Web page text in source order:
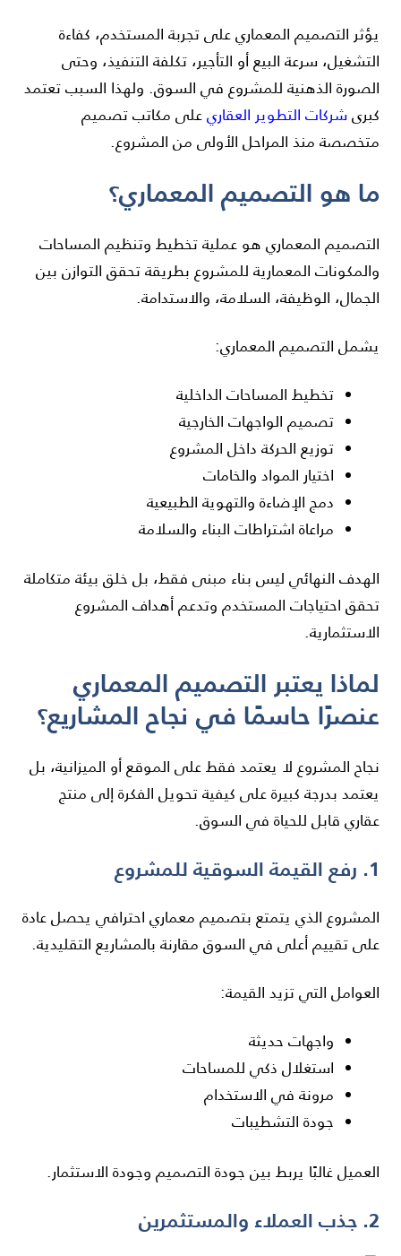
يؤثر التصميم المعماري على تجربة المستخدم، كفاءة
التشغيل، سرعة البيع أو التأجير، تكلفة التنفيذ، وحتى
الصورة الذهنية للمشروع في السوق. ولهذا السبب تعتمد
كبرىشركات التطوير العقاريعلى مكاتب تصميم
متخصصة منذ المراحل الأولى من المشروع.
ما هو التصميم المعماري؟
التصميم المعماري هو عملية تخطيط وتنظيم المساحات
والمكونات المعمارية للمشروع بطريقة تحقق التوازن بين
الجمال، الوظيفة، السلامة، والاستدامة.
يشمل التصميم المعماري:
تخطيط المساحات الداخلية
تصميم الواجهات الخارجية
توزيع الحركة داخل المشروع
اختيار المواد والخامات
دمج الإضاءة والتهوية الطبيعية
مراعاة اشتراطات البناء والسلامة
الهدف النهائي ليس بناء مبنى فقط، بل خلق بيئة متكاملة
تحقق احتياجات المستخدم وتدعم أهداف المشروع
الاستثمارية.
لماذا يعتبر التصميم المعماري
عنصرًا حاسمًا في نجاح المشاريع؟
نجاح المشروع لا يعتمد فقط على الموقع أو الميزانية، بل
يعتمد بدرجة كبيرة على كيفية تحويل الفكرة إلى منتج
عقاري قابل للحياة في السوق.
1. رفع القيمة السوقية للمشروع
المشروع الذي يتمتع بتصميم معماري احترافي يحصل عادة
على تقييم أعلى في السوق مقارنة بالمشاريع التقليدية.
العوامل التي تزيد القيمة:
واجهات حديثة
استغلال ذكي للمساحات
مرونة في الاستخدام
جودة التشطيبات
العميل غالبًا يربط بين جودة التصميم وجودة الاستثمار.
2. جذب العملاء والمستثمرين